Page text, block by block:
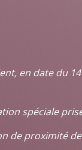
en date du
spéciale
de proximité